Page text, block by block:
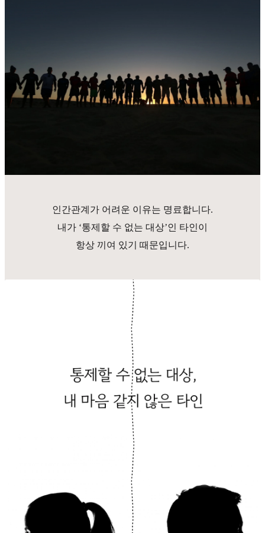
인간관계가 어려운 이유는 명료합니다.
내가 ‘통제할 수 없는 대상’인 타인이
항상 끼여 있기 때문입니다.